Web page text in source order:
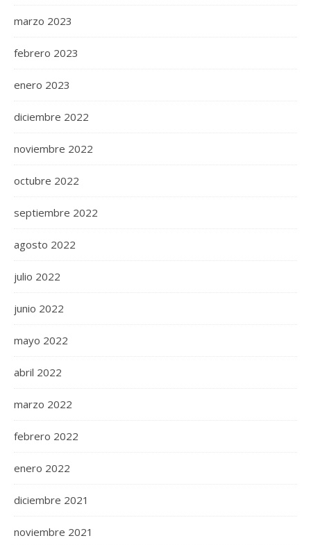
marzo 2023
febrero 2023
enero 2023
diciembre 2022
noviembre 2022
octubre 2022
septiembre 2022
agosto 2022
julio 2022
junio 2022
mayo 2022
abril 2022
marzo 2022
febrero 2022
enero 2022
diciembre 2021
noviembre 2021